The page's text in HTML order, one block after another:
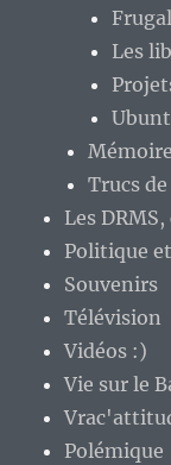
Les
Trucs
Les
Politique
Souvenirs
Télévision
Vidéos :)
Vie sur le
Polémique